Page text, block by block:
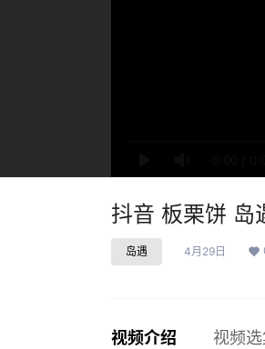
抖音 板栗饼
岛遇 4月29日
视频介绍 视频